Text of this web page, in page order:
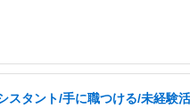
スタント/手に職つける/未経験